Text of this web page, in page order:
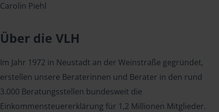
Carolin Piehl
Über die VLH
Im Jahr 1972 in Neustadt an der Weinstraße gegründet,
erstellen unsere Beraterinnen und Berater in den rund
3.000 Beratungsstellen bundesweit die
Einkommensteuererklärung für 1,2 Millionen Mitglieder.